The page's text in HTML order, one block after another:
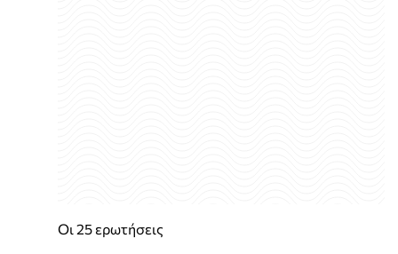
Οι 25 ερωτήσεις